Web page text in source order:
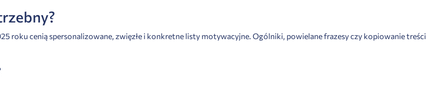
roku cenią spersonalizowane, zwięzłe i konkretne listy motywacyjne. Ogólniki, powielane frazesy czy kopiowanie treści